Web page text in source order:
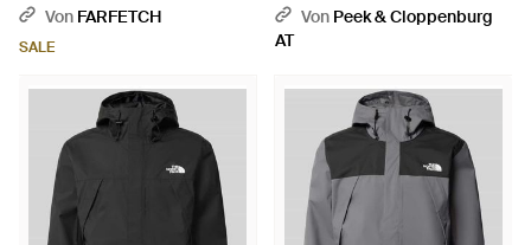
Von FARFETCH
SALE
Schwarz
Von Peek & Cloppenburg
AT